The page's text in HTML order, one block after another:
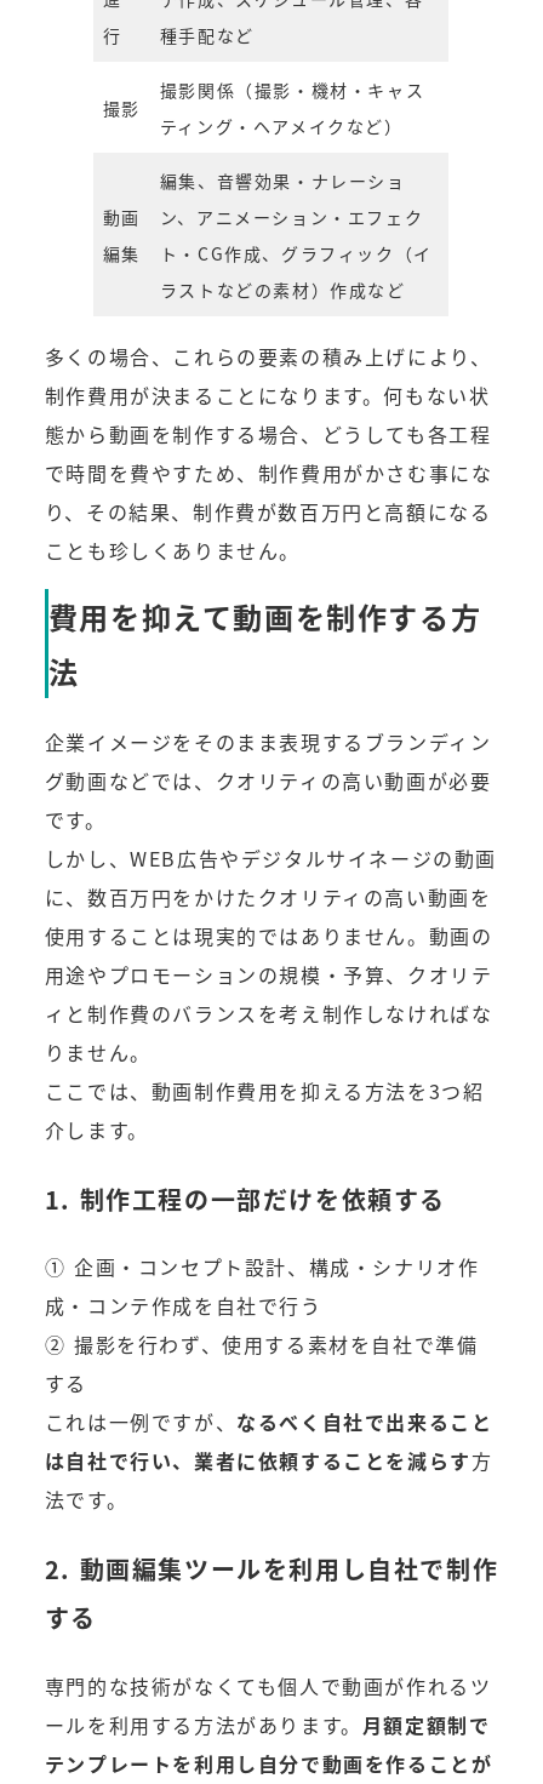
行
種手配など
撮影
撮影関係（撮影・機材・キャス
ティング・ヘアメイクなど）
動画
編集
編集、音響効果・ナレーショ
ン、アニメーション・エフェク
ト・CG作成、グラフィック（イ
ラストなどの素材）作成など
多くの場合、これらの要素の積み上げにより、
制作費用が決まることになります。何もない状
態から動画を制作する場合、どうしても各工程
で時間を費やすため、制作費用がかさむ事にな
り、その結果、制作費が数百万円と高額になる
ことも珍しくありません。
費用を抑えて動画を制作する方
法
企業イメージをそのまま表現するブランディン
グ動画などでは、クオリティの高い動画が必要
です。
しかし、WEB広告やデジタルサイネージの動画
に、数百万円をかけたクオリティの高い動画を
使用することは現実的ではありません。動画の
用途やプロモーションの規模・予算、クオリテ
ィと制作費のバランスを考え制作しなければな
りません。
ここでは、動画制作費用を抑える方法を3つ紹
介します。
1. 制作工程の一部だけを依頼する
① 企画・コンセプト設計、構成・シナリオ作
成・コンテ作成を自社で行う
② 撮影を行わず、使用する素材を自社で準備
する
これは一例ですが、 なるべく自社で出来ること
は自社で行い、業者に依頼することを減らす方
法です。
2. 動画編集ツールを利用し自社で制作
する
専門的な技術がなくても個人で動画が作れるツ
ールを利用する方法があります。 月額定額制で
テンプレートを利用し自分で動画を作ることが